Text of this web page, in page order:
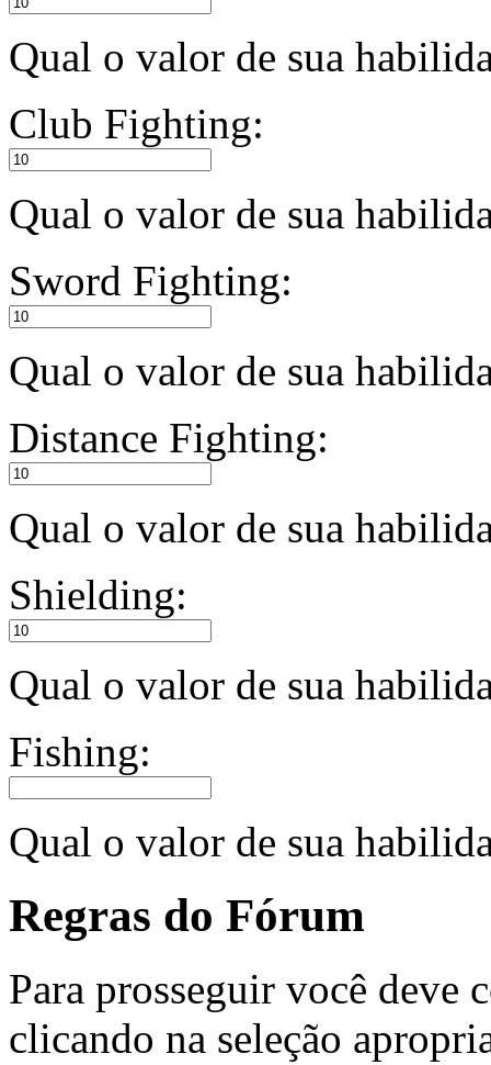
Qual o valor de sua
Club Fighting:
Qual o valor de sua
Sword Fighting:
Qual o valor de sua
Distance Fighting:
Qual o valor de sua
Shielding:
Qual o valor de sua
Fishing:
Qual o valor de sua
Regras do Fórum
Para prosseguir você deve
clicando na seleção